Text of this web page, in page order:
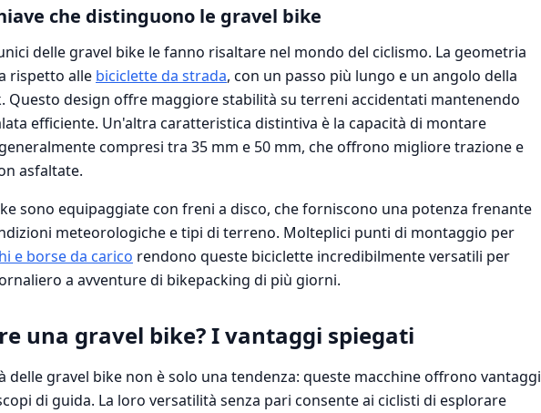
che distinguono le gravel bike
delle gravel bike le fanno risaltare nel mondo del ciclismo. La geometria
rispetto alle biciclette da strada, con un passo più lungo e un angolo della
Questo design offre maggiore stabilità su terreni accidentati mantenendo
efficiente. Un'altra caratteristica distintiva è la capacità di montare
compresi tra 35 mm e 50 mm, che offrono migliore trazione e
asfaltate.
sono equipaggiate con freni a disco, che forniscono una potenza frenante
meteorologiche e tipi di terreno. Molteplici punti di montaggio per
e borse da carico rendono queste biciclette incredibilmente versatili per
a avventure di bikepacking di più giorni.
una gravel bike? I vantaggi spiegati
delle gravel bike non è solo una tendenza: queste macchine offrono vantaggi
di guida. La loro versatilità senza pari consente ai ciclisti di esplorare